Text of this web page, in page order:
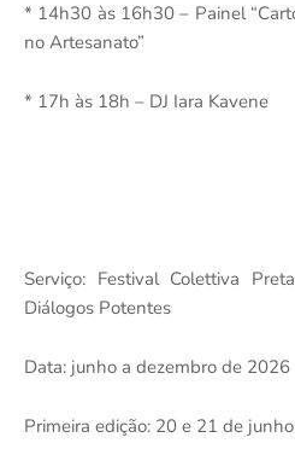
* 14h30 às 16h30 – Painel
no Artesanato”
* 17h às 18h – DJ Iara Kavene
Serviço: Festival Colettiva
Diálogos Potentes
Data: junho a dezembro de 2026
Primeira edição: 20 e 21 de junho